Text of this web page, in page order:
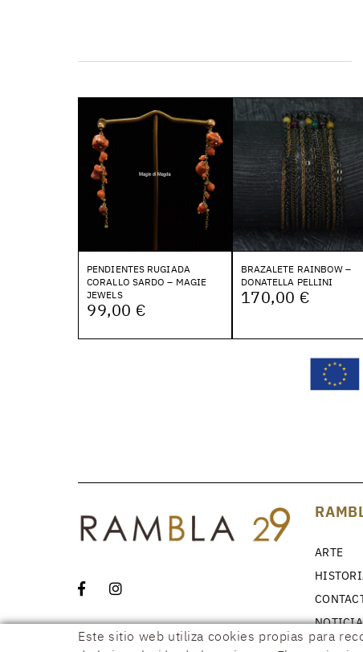
PENDIENTES RUGIADA
CORALLO SARDO – MAGIE
JEWELS
99,00 €
BRAZALETE RAINBOW –
DONATELLA PELLINI
170,00 €
ARTE
Este sitio web utiliza cookies propias para